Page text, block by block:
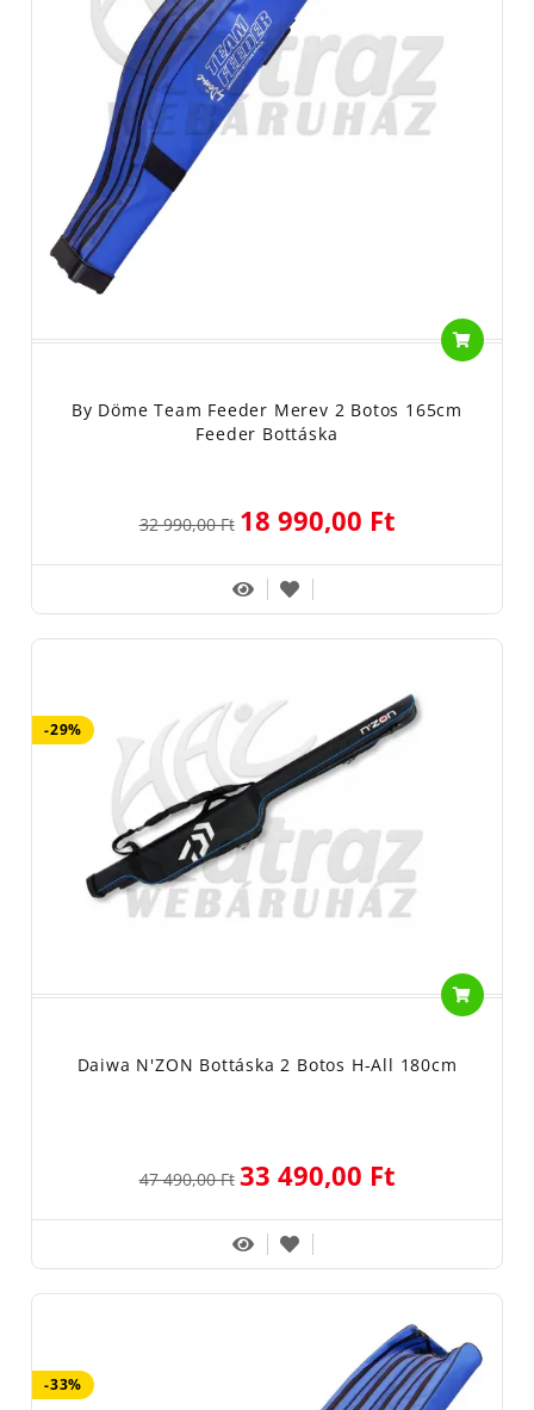
By Döme Team Feeder Merev 2 Botos 165cm
Feeder Bottáska
32 990,00 Ft 18 990,00 Ft
-29%
Daiwa N'ZON Bottáska 2 Botos H-All 180cm
47 490,00 Ft 33 490,00 Ft
-33%